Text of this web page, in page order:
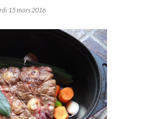
15 mars 2016